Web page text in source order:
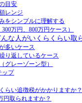
目安
レンジ
をシンプルに理解する
万円、800万円ケース）
な人がいくらくらい取
多いケース
り返しているケース
グレーゾーン型）
ップ
らい追徴税がかかりますか？
円取られますか？